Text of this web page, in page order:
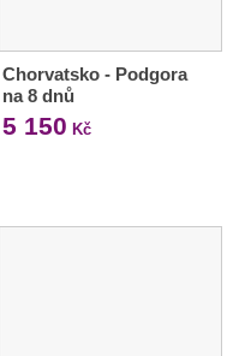
Chorvatsko - Podgora
na 8 dnů
5 150 Kč